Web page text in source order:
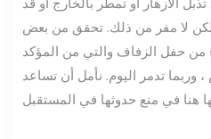
لا مفر من ذلك. تحقق من بعض
من حفل الزفاف والتي من المؤكد
تدمر اليوم. نأمل أن تساعد